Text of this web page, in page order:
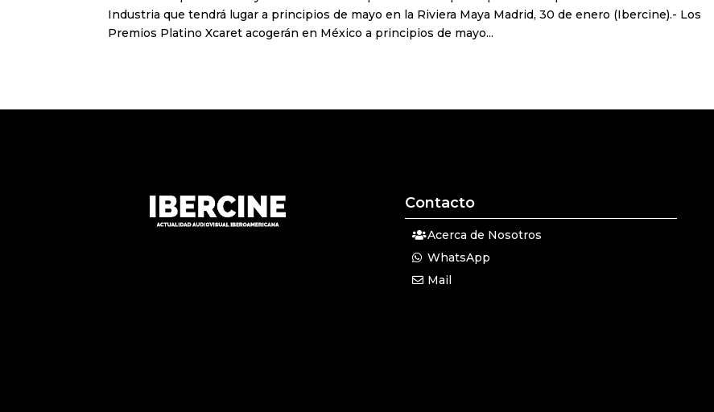
Industria que tendrá lugar a principios de mayo en la Riviera Maya Madrid, 30 de enero (Ibercine).- Los
Premios Platino Xcaret acogerán en México a principios de mayo...
Contacto
Acerca de Nosotros
WhatsApp
Mail